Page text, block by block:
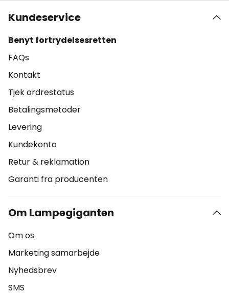
Kundeservice
Benyt fortrydelsesretten
FAQs
Kontakt
Tjek ordrestatus
Betalingsmetoder
Levering
Kundekonto
Retur & reklamation
Garanti fra producenten
Om Lampegiganten
Om os
Marketing samarbejde
Nyhedsbrev
SMS